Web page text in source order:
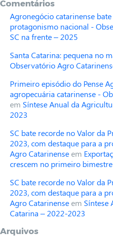
Comentários
Agronegócio catarinense
protagonismo nacional -
SC na frente – 2025
Santa Catarina: pequena no
Observatório Agro
Primeiro episódio do Pense
agropecuária catarinense -
em Síntese Anual da
2023
SC bate recorde no Valor da
2023, com destaque para a
Agro Catarinenseem
crescem no primeiro
SC bate recorde no Valor da
2023, com destaque para a
Agro Catarinenseem Síntese
Catarina – 2022-2023
Arquivos